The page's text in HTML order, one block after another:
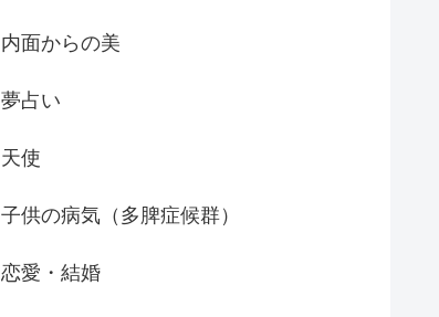
内面からの美
夢占い
天使
子供の病気（多脾症候群）
恋愛・結婚